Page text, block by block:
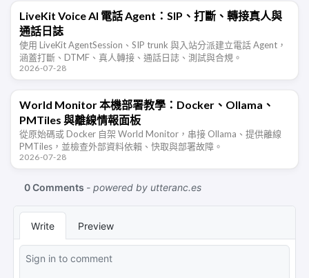
LiveKit Voice AI 電話 Agent：SIP、打斷、轉接真人與
通話日誌
使用 LiveKit AgentSession、SIP trunk 與入站分派建立電話 Agent，
涵蓋打斷、DTMF、真人轉接、通話日誌、測試與合規。
2026-07-28
World Monitor 本機部署教學：Docker、Ollama、
PMTiles 與離線情報面板
從原始碼或 Docker 自架 World Monitor，串接 Ollama、提供離線
PMTiles，並檢查外部資料依賴、快取與部署故障。
2026-07-28